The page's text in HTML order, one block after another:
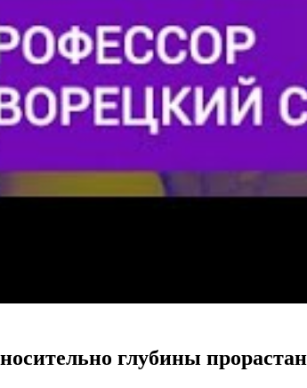
глубины